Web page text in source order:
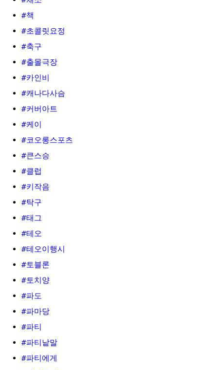
#책
#초콜릿요정
#축구
#출몰극장
#카인비
#캐나다사슴
#커버아트
#케이
#코오롱스포츠
#큰스승
#클럽
#키작음
#탁구
#태그
#테오
#테오이행시
#토블론
#토치양
#파도
#파마당
#파티
#파티낱말
#파티에게